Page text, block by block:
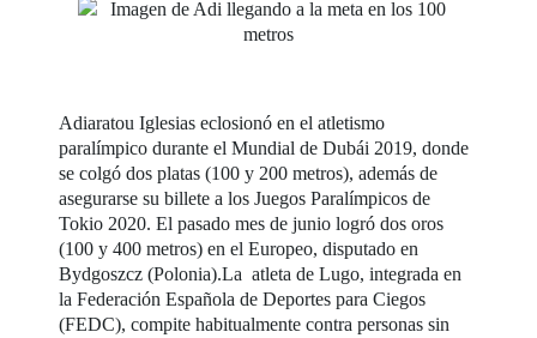
Adiaratou Iglesias eclosionó en el atletismo
paralímpico durante el Mundial de Dubái 2019, donde
se colgó dos platas (100 y 200 metros), además de
asegurarse su billete a los Juegos Paralímpicos de
Tokio 2020. El pasado mes de junio logró dos oros
(100 y 400 metros) en el Europeo, disputado en
Bydgoszcz (Polonia).La atleta de Lugo, integrada en
la Federación Española de Deportes para Ciegos
(FEDC), compite habitualmente contra personas sin